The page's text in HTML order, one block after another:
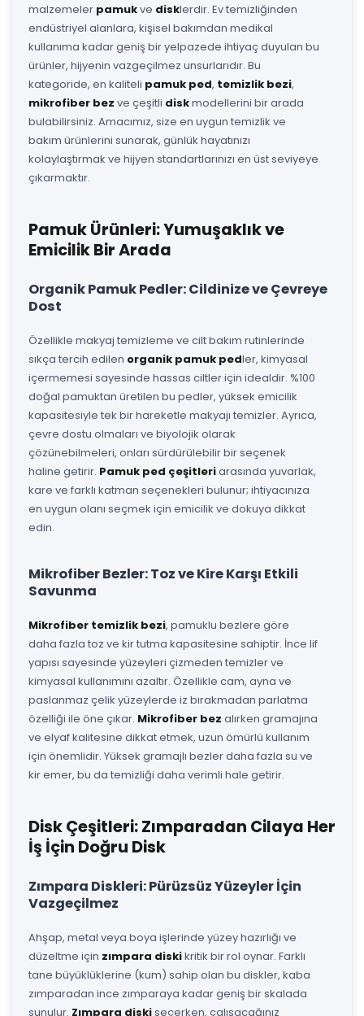
malzemeler pamukve disklerdir. Ev temizliğinden
endüstriyel alanlara, kişisel bakımdan medikal
kullanıma kadar geniş bir yelpazede ihtiyaç duyulan bu
ürünler, hijyenin vazgeçilmez unsurlarıdır. Bu
kategoride, en kaliteli pamuk ped, temizlik bezi,
mikrofiber bez ve çeşitli diskmodellerini bir arada
bulabilirsiniz. Amacımız, size en uygun temizlik ve
bakım ürünlerini sunarak, günlük hayatınızı
kolaylaştırmak ve hijyen standartlarınızı en üst seviyeye
çıkarmaktır.
Pamuk Ürünleri: Yumuşaklık ve
Emicilik Bir Arada
Organik Pamuk Pedler: Cildinize ve Çevreye
Dost
Özellikle makyaj temizleme ve cilt bakım rutinlerinde
sıkça tercih edilen organik pamuk pedler, kimyasal
içermemesi sayesinde hassas ciltler için idealdir. %100
doğal pamuktan üretilen bu pedler, yüksek emicilik
kapasitesiyle tek bir hareketle makyajı temizler. Ayrıca,
çevre dostu olmaları ve biyolojik olarak
çözünebilmeleri, onları sürdürülebilir bir seçenek
haline getirir. Pamuk ped çeşitleriarasında yuvarlak,
kare ve farklı katman seçenekleri bulunur; ihtiyacınıza
en uygun olanı seçmek için emicilik ve dokuya dikkat
edin.
Mikrofiber Bezler: Toz ve Kire Karşı Etkili
Savunma
Mikrofiber temizlik bezi, pamuklu bezlere göre
daha fazla toz ve kir tutma kapasitesine sahiptir. İnce lif
yapısı sayesinde yüzeyleri çizmeden temizler ve
kimyasal kullanımını azaltır. Özellikle cam, ayna ve
paslanmaz çelik yüzeylerde iz bırakmadan parlatma
özelliği ile öne çıkar. Mikrofiber bez alırken gramajına
ve elyaf kalitesine dikkat etmek, uzun ömürlü kullanım
için önemlidir. Yüksek gramajlı bezler daha fazla su ve
kir emer, bu da temizliği daha verimli hale getirir.
Disk Çeşitleri: Zımparadan Cilaya Her
İş İçin Doğru Disk
Zımpara Diskleri: Pürüzsüz Yüzeyler İçin
Vazgeçilmez
Ahşap, metal veya boya işlerinde yüzey hazırlığı ve
düzeltme için zımpara diskikritik bir rol oynar. Farklı
tane büyüklüklerine (kum) sahip olan bu diskler, kaba
zımparadan ince zımparaya kadar geniş bir skalada
sunulur. Zımpara diskiseçerken, çalışacağınız